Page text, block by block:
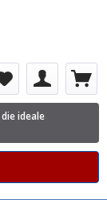
ideale